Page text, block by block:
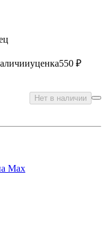
уценка550 ₽
Нет в наличии
Max